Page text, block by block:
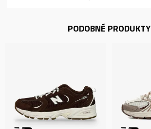
PODOBNÉ PRODUKTY